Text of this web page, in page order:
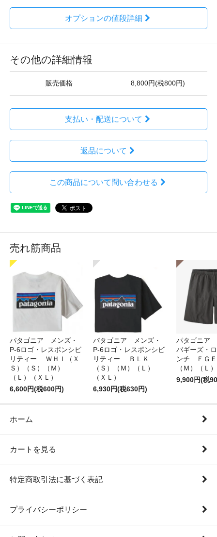
オプションの値段詳細
その他の詳細情報
販売価格 8,800円(税800円)
支払い・配送について
返品について
この商品について問い合わせる
売れ筋商品
パタゴニア メンズ・
P-6ロゴ・レスポンシビ
リティー ＷＨＩ（Ｘ
Ｓ）（Ｓ）（Ｍ）
（Ｌ）（ＸＬ）
6,600円(税600円)
パタゴニア メンズ・
P-6ロゴ・レスポンシビ
リティー ＢＬＫ
（Ｓ）（Ｍ）（Ｌ）
（ＸＬ）
6,930円(税630円)
パタゴニア
バギーズ・
ンチ ＦＧ
（Ｍ）（Ｌ
9,900円(税
ホーム
カートを見る
特定商取引法に基づく表記
プライバシーポリシー